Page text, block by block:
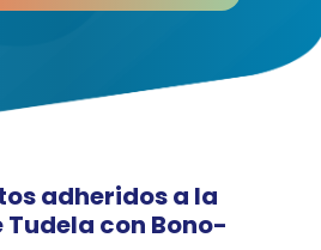
adheridos a la
con Bono-